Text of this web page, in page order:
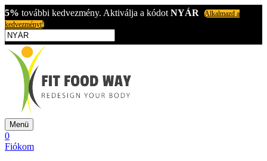
5% további kedvezmény. Aktiválja a kódot NYÁR
Alkalmazd a
kedvezményt!
Menü
0
Fiókom